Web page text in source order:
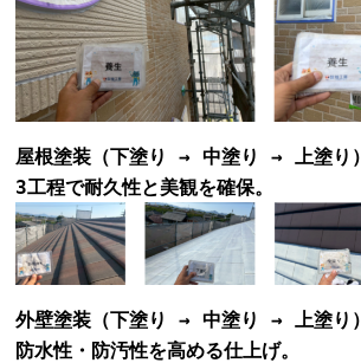
屋根塗装（下塗り → 中塗り → 上塗り）
3工程で耐久性と美観を確保。
外壁塗装（下塗り → 中塗り → 上塗り）
防水性・防汚性を高める仕上げ。